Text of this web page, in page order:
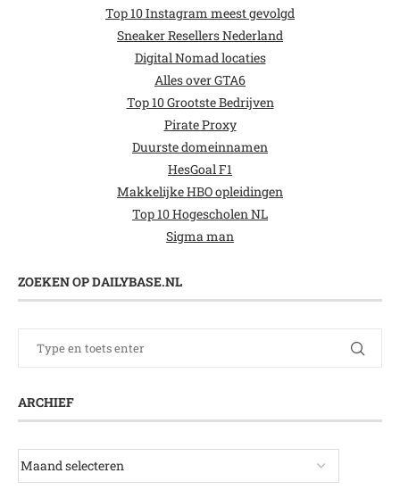
Top 10 Instagram meest gevolgd
Sneaker Resellers Nederland
Digital Nomad locaties
Alles over GTA6
Top 10 Grootste Bedrijven
Pirate Proxy
Duurste domeinnamen
HesGoal F1
Makkelijke HBO opleidingen
Top 10 Hogescholen NL
Sigma man
ZOEKEN OP DAILYBASE.NL
ARCHIEF